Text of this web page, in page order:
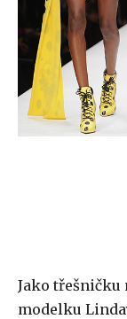
Jako třešničku
modelku